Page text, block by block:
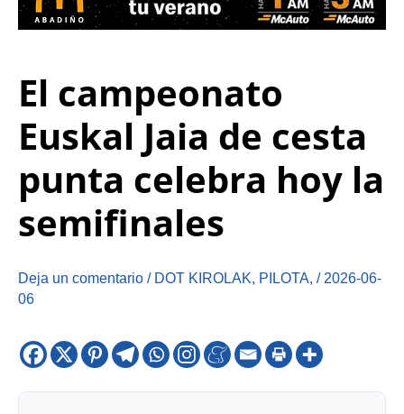
El campeonato
Euskal Jaia de cesta
punta celebra hoy la
semifinales
Deja un comentario / DOT KIROLAK, PILOTA, / 2026-06-
06